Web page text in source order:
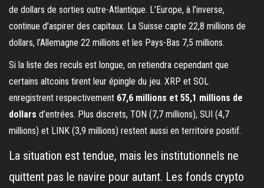
de dollars de sorties outre-Atlantique. L’Europe, à l’inverse,
continue d’aspirer des capitaux. La Suisse capte 22,8 millions de
dollars, l’Allemagne 22 millions et les Pays-Bas 7,5 millions.
Si la liste des reculs est longue, on retiendra cependant que
certains altcoins tirent leur épingle du jeu. XRP et SOL
enregistrent respectivement 67,6 millions et 55,1 millions de
dollars d’entrées. Plus discrets, TON (7,7 millions), SUI (4,7
millions) et LINK (3,9 millions) restent aussi en territoire positif.
La situation est tendue, mais les institutionnels ne
quittent pas le navire pour autant. Les fonds crypto